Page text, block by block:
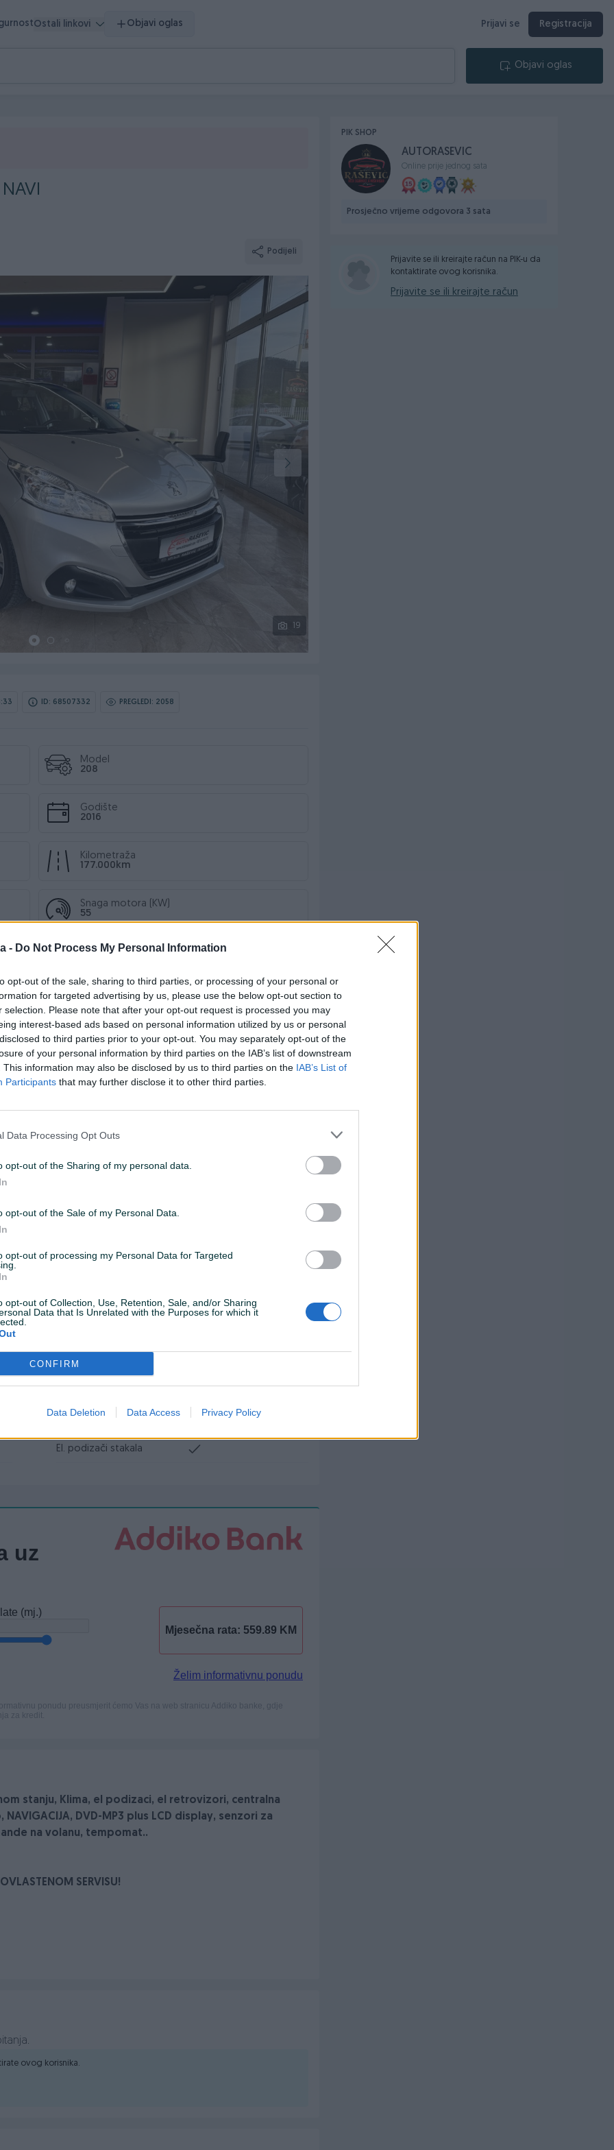
- Do Not Process My Personal Information
opt-out of the sale, sharing to third parties, or processing of your personal or
for targeted advertising by us, please use the below opt-out section to
selection. Please note that after your opt-out request is processed you may
interest-based ads based on personal information utilized by us or personal
to third parties prior to your opt-out. You may separately opt-out of the
of your personal information by third parties on the IAB’s list of downstream
This information may also be disclosed by us to third parties on the IAB’s List of
Participants that may further disclose it to other third parties.
Data Processing Opt Outs
opt-out of the Sharing of my personal data.
opt-out of the Sale of my Personal Data.
opt-out of processing my Personal Data for Targeted
opt-out of Collection, Use, Retention, Sale, and/or Sharing
Data that Is Unrelated with the Purposes for which it
CONFIRM
Data Deletion Data Access Privacy Policy
Ostali linkovi Objavi oglas Prijavi se Registracija
Objavi oglas
Podijeli
19
ID: 68507332 PREGLEDI: 2058
Model
208
Godište
2016
Kilometraža
177.000km
Snaga motora (KW)
55
Pogon Prednji
Muzika/ozvučenje
DVD MP3 plus LCD
display
Navigacija
El. podizači stakala
stanju, Klima, el podizaci, el retrovizori, centralna
DVD-MP3 plus LCD display, senzori za
na volanu, tempomat..
SERVISU!
ovog korisnika.
PIK SHOP
AUTORASEVIC
Online prije jednog sata
Prosječno vrijeme odgovora 3 sata
Prijavite se ili kreirajte račun na PIK-u da
kontaktirate ovog korisnika.
Prijavite se ili kreirajte račun